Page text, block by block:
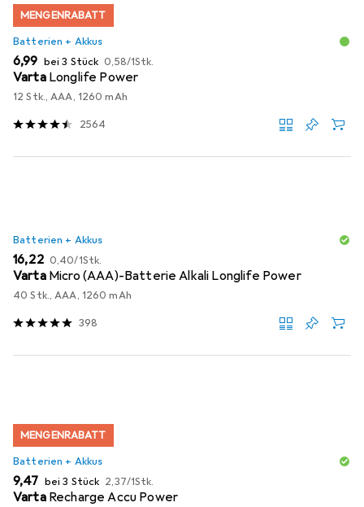
MENGENRABATT
Batterien + Akkus
EUR
6,99 bei 3 Stück EUR
0,58/1Stk.
Varta Longlife Power
12 Stk., AAA, 1260 mAh
2564
Batterien + Akkus
EUR
16,22 EUR
0,40/1Stk.
Varta Micro (AAA)-Batterie Alkali Longlife Power
40 Stk., AAA, 1260 mAh
398
MENGENRABATT
Batterien + Akkus
EUR
9,47 bei 3 Stück EUR
2,37/1Stk.
Varta Recharge Accu Power